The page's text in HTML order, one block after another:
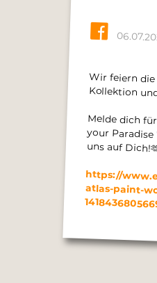
Wir feiern
Kollektion
Melde dich
your Paradise
uns auf
https://
atlas-